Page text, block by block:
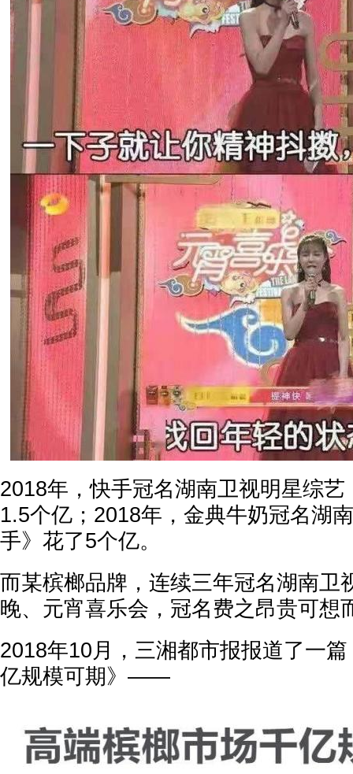
2018年，快手冠名湖南卫视明星综
1.5个亿；2018年，金典牛奶冠名湖
手》花了5个亿。
而某槟榔品牌，连续三年冠名湖南卫
晚、元宵喜乐会，冠名费之昂贵可想
2018年10月，三湘都市报报道了一
亿规模可期》——